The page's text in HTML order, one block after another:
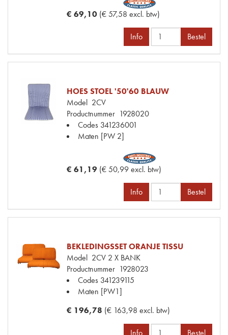
€ 69,10 (€ 57,58 excl. btw)
Info Bestel
HOES STOEL '50'60 BLAUW
Model 2CV
Productnummer 1928020
Codes 341236001
Maten [PW 2]
€ 61,19 (€ 50,99 excl. btw)
Info Bestel
BEKLEDINGSSET ORANJE TISSU
Model 2CV 2 X BANK
Productnummer 1928023
Codes 341239115
Maten [PW1]
€ 196,78 (€ 163,98 excl. btw)
Info Bestel